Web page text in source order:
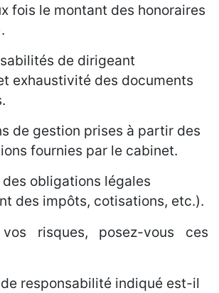
fois le montant des honoraires
de dirigeant
exhaustivité des documents
de gestion prises à partir des
fournies par le cabinet.
des obligations légales
des impôts, cotisations, etc.).
risques, posez-vous ces
responsabilité indiqué est-il